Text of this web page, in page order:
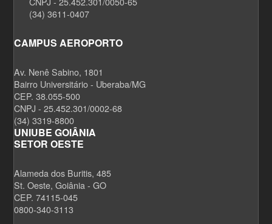
(34) 3611-0407
CAMPUS AEROPORTO
Av. Nenê Sabino, 1801
Bairro Universitário - Uberaba/MG
CEP. 38.055-500
CNPJ - 25.452.301/0002-68
(34) 3319-8800
UNIUBE GOIÂNIA
SETOR OESTE
Alameda dos Buritis, 485
St. Oeste, Goiânia - GO
CEP. 74115-045
0800-340-3113